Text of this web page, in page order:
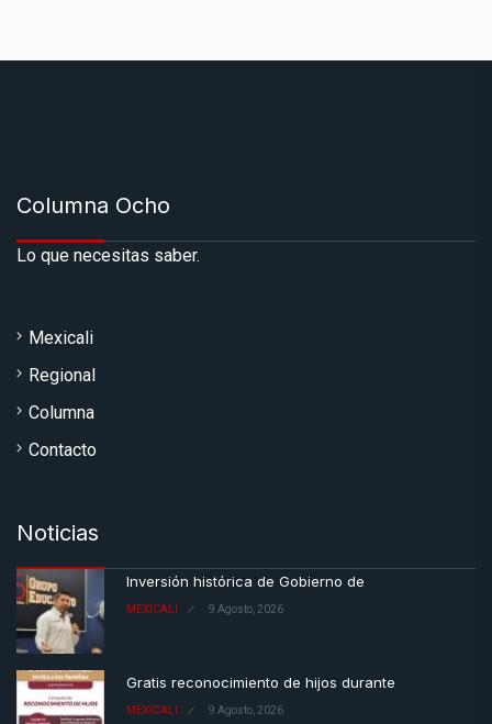
Columna Ocho
Lo que necesitas saber.
Mexicali
Regional
Columna
Contacto
Noticias
Inversión histórica de Gobierno de
MEXICALI 9 Agosto, 2026
Gratis reconocimiento de hijos durante
MEXICALI 9 Agosto, 2026